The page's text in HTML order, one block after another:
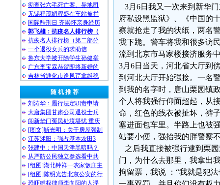
彻查张六毛死亡案、异地司
无锡程茂娟程盛在车站被拦
国际酷刑日 齐崇怀亲身经历
郭飞雄：抗疫名人排行榜（
抗疫名人排行榜（第二部分
一个退役女兵的求助信
鲁东大学被开除学生孙健举
广东李宝霖恭贺即将新婚的
吉林省通化市逢凤芹拿维稳
随 机 推 荐
刘涛华：履行法定职责申请
大唐集团甘肃公司退役士兵
闯新华门冤民处境堪忧 重庆
[图文]靳光明：关于房屋强制
江苏沭阳：强占基本农田3
张建中：中国天津黑暗吗？
从严防公民独立参选看中共
[组图]湖北钟祥一农家饭庄主
[组图]陈明光告北京公安的行
恐吓维权律师李向阳的人浮
3月6日我又一次来到新华
府私设黑监狱》、《中国的
察就抢走了我的状纸，两名
我下跪。警车将我和很多访
流到北京市马家楼接济服务
3月6日当天，河北省大厅到
到河北大厅开始强接。一名
到我的名字时，唐山栗园镇
个人将我强行仰面超起，从
命，红色的线衣被扯坏，裤
塞进面包车里。半路上也被
站要小便，强抬我的胖警察
之后我直接被强行逮到栗
门，为什么去那里，我拿出
拘留票，我说 ：“我就是犯